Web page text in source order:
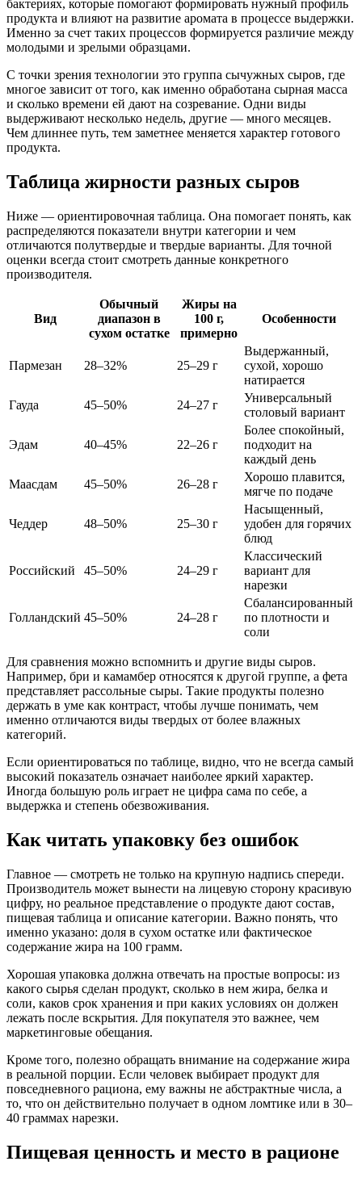
бактериях, которые помогают формировать нужный профиль
продукта и влияют на развитие аромата в процессе выдержки.
Именно за счет таких процессов формируется различие между
молодыми и зрелыми образцами.
С точки зрения технологии это группа сычужных сыров, где
многое зависит от того, как именно обработана сырная масса
и сколько времени ей дают на созревание. Одни виды
выдерживают несколько недель, другие — много месяцев.
Чем длиннее путь, тем заметнее меняется характер готового
продукта.
Таблица жирности разных сыров
Ниже — ориентировочная таблица. Она помогает понять, как
распределяются показатели внутри категории и чем
отличаются полутвердые и твердые варианты. Для точной
оценки всегда стоит смотреть данные конкретного
производителя.
Вид
Обычный
диапазон в
сухом остатке
Жиры на
100 г,
примерно
Особенности
Пармезан 28–32% 25–29 г
Выдержанный,
сухой, хорошо
натирается
Гауда
45–50% 24–27 г
Универсальный
столовый вариант
Эдам 40–45% 22–26 г
Более спокойный,
подходит на
каждый день
Маасдам
45–50% 26–28 г
Хорошо плавится,
мягче по подаче
Чеддер 48–50% 25–30 г
Насыщенный,
удобен для горячих
блюд
Российский 45–50% 24–29 г
Классический
вариант для
нарезки
Голландский 45–50% 24–28 г
Сбалансированный
по плотности и
соли
Для сравнения можно вспомнить и другие виды сыров.
Например, бри и камамбер относятся к другой группе, а фета
представляет рассольные сыры. Такие продукты полезно
держать в уме как контраст, чтобы лучше понимать, чем
именно отличаются виды твердых от более влажных
категорий.
Если ориентироваться по таблице, видно, что не всегда самый
высокий показатель означает наиболее яркий характер.
Иногда большую роль играет не цифра сама по себе, а
выдержка и степень обезвоживания.
Как читать упаковку без ошибок
Главное — смотреть не только на крупную надпись спереди.
Производитель может вынести на лицевую сторону красивую
цифру, но реальное представление о продукте дают состав,
пищевая таблица и описание категории. Важно понять, что
именно указано: доля в сухом остатке или фактическое
содержание жира на 100 грамм.
Хорошая упаковка должна отвечать на простые вопросы: из
какого сырья сделан продукт, сколько в нем жира, белка и
соли, каков срок хранения и при каких условиях он должен
лежать после вскрытия. Для покупателя это важнее, чем
маркетинговые обещания.
Кроме того, полезно обращать внимание на содержание жира
в реальной порции. Если человек выбирает продукт для
повседневного рациона, ему важны не абстрактные числа, а
то, что он действительно получает в одном ломтике или в 30–
40 граммах нарезки.
Пищевая ценность и место в рационе